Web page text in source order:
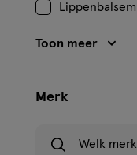
Toon meer
Merk